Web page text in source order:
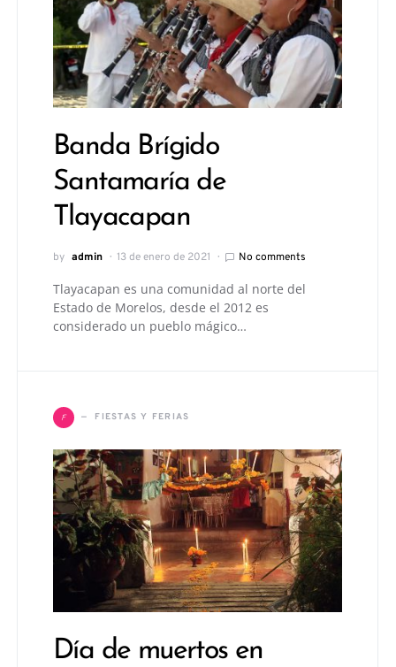
Banda Brígido
Santamaría de
Tlayacapan
by admin 13 de enero de 2021 No comments
Tlayacapan es una comunidad al norte del
Estado de Morelos, desde el 2012 es
considerado un pueblo mágico…
F FIESTAS Y FERIAS
Día de muertos en